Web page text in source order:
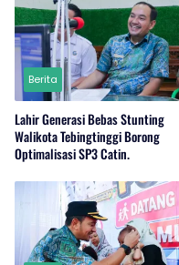
Berita
Lahir Generasi Bebas Stunting
Walikota Tebingtinggi Borong
Optimalisasi SP3 Catin.